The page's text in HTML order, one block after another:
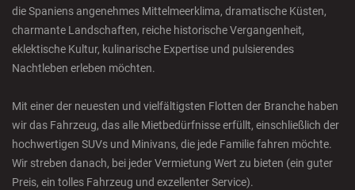
die Spaniens angenehmes Mittelmeerklima, dramatische Küsten,
charmante Landschaften, reiche historische Vergangenheit,
eklektische Kultur, kulinarische Expertise und pulsierendes
Nachtleben erleben möchten.
Mit einer der neuesten und vielfältigsten Flotten der Branche haben
wir das Fahrzeug, das alle Mietbedürfnisse erfüllt, einschließlich der
hochwertigen SUVs und Minivans, die jede Familie fahren möchte.
Wir streben danach, bei jeder Vermietung Wert zu bieten (ein guter
Preis, ein tolles Fahrzeug und exzellenter Service).